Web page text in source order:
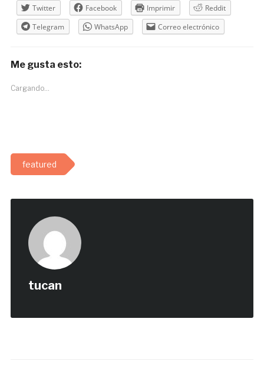
Twitter Facebook Imprimir
Reddit
Telegram
WhatsApp Correo electrónico
Me gusta esto:
Cargando...
featured
tucan